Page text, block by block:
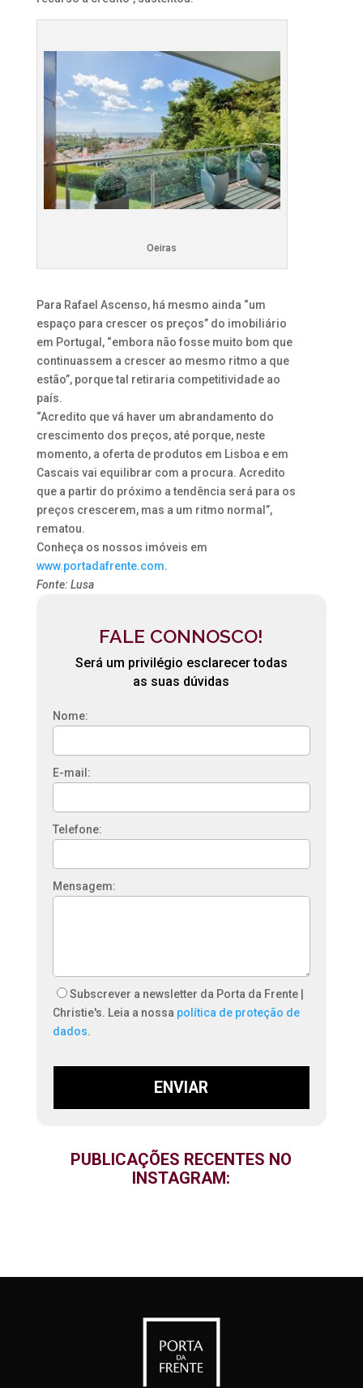
Oeiras
Para Rafael Ascenso, há mesmo ainda “um
espaço para crescer os preços” do imobiliário
em Portugal, “embora não fosse muito bom que
continuassem a crescer ao mesmo ritmo a que
estão”, porque tal retiraria competitividade ao
país.
“Acredito que vá haver um abrandamento do
crescimento dos preços, até porque, neste
momento, a oferta de produtos em Lisboa e em
Cascais vai equilibrar com a procura. Acredito
que a partir do próximo a tendência será para os
preços crescerem, mas a um ritmo normal”,
rematou.
Conheça os nossos imóveis em
www.portadafrente.com.
Fonte: Lusa
FALE CONNOSCO!
Será um privilégio esclarecer todas
as suas dúvidas
Nome:
E-mail:
Telefone:
Mensagem:
Subscrever a newsletter da Porta da Frente |
Christie's. Leia a nossa política de proteção de
dados.
ENVIAR
PUBLICAÇÕES RECENTES NO
INSTAGRAM: